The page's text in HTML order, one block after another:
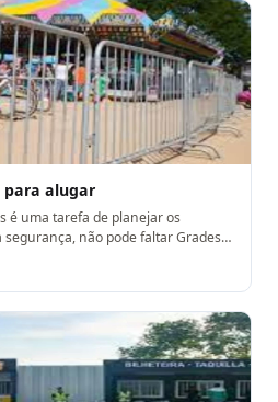
para alugar
é uma tarefa de planejar os
faltar Grades